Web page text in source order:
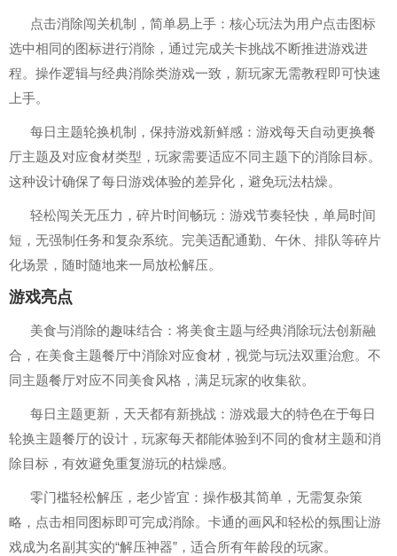
点击消除闯关机制，简单易上手：核心玩法为用户点击图标
选中相同的图标进行消除，通过完成关卡挑战不断推进游戏进
程。操作逻辑与经典消除类游戏一致，新玩家无需教程即可快速
上手。
每日主题轮换机制，保持游戏新鲜感：游戏每天自动更换餐
厅主题及对应食材类型，玩家需要适应不同主题下的消除目标。
这种设计确保了每日游戏体验的差异化，避免玩法枯燥。
轻松闯关无压力，碎片时间畅玩：游戏节奏轻快，单局时间
短，无强制任务和复杂系统。完美适配通勤、午休、排队等碎片
化场景，随时随地来一局放松解压。
游戏亮点
美食与消除的趣味结合：将美食主题与经典消除玩法创新融
合，在美食主题餐厅中消除对应食材，视觉与玩法双重治愈。不
同主题餐厅对应不同美食风格，满足玩家的收集欲。
每日主题更新，天天都有新挑战：游戏最大的特色在于每日
轮换主题餐厅的设计，玩家每天都能体验到不同的食材主题和消
除目标，有效避免重复游玩的枯燥感。
零门槛轻松解压，老少皆宜：操作极其简单，无需复杂策
略，点击相同图标即可完成消除。卡通的画风和轻松的氛围让游
戏成为名副其实的“解压神器”，适合所有年龄段的玩家。